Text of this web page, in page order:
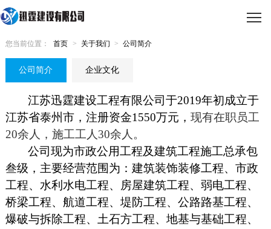
您当前位置： 首页 > 关于我们 > 公司简介
公司简介 企业文化
江苏迅霆建设工程有限公司于2019年初成立于
江苏省泰州市，注册资金1550万元， 现有在职员工
20余人，施工工人30余人。
公司现为市政公用工程及建筑工程施工总承包
叁级， 主要经营范围为：建筑装饰装修工程、市政
工程、水利水电工程、房屋建筑工程、弱电工程、
桥梁工程、航道工程、堤防工程、公路路基工程、
爆破与拆除工程、土石方工程、地基与基础工程、